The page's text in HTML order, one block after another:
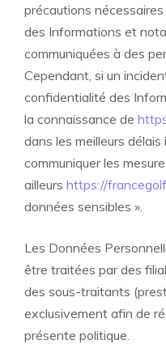
précautions
des Informations et
communiquées à des
Cependant, si un
confidentialité des
la connaissance de
dans les meilleurs
communiquer les
ailleurs https://
données sensibles ».
Les Données
être traitées par des
des sous-traitants
exclusivement afin de
présente politique.